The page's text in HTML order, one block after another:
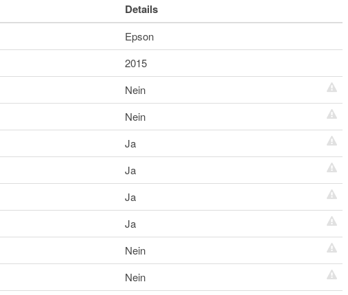
Details
Epson
2015
Nein
Nein
Ja
Ja
Ja
Ja
Nein
Nein